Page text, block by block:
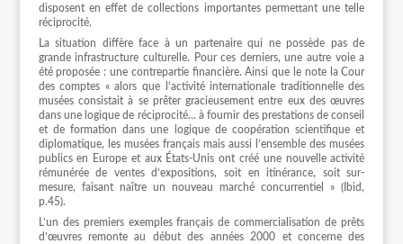
disposent en effet de collections importantes permettant une telle
réciprocité.
La situation diffère face à un partenaire qui ne possède pas de
grande infrastructure culturelle. Pour ces derniers, une autre voie a
été proposée : une contrepartie financière. Ainsi que le note la Cour
des comptes « alors que l’activité internationale traditionnelle des
musées consistait à se prêter gracieusement entre eux des œuvres
dans une logique de réciprocité… à fournir des prestations de conseil
et de formation dans une logique de coopération scientifique et
diplomatique, les musées français mais aussi l’ensemble des musées
publics en Europe et aux États-Unis ont créé une nouvelle activité
rémunérée de ventes d’expositions, soit en itinérance, soit sur-
mesure, faisant naître un nouveau marché concurrentiel » (Ibid,
p.45).
L’un des premiers exemples français de commercialisation de prêts
d’œuvres remonte au début des années 2000 et concerne des